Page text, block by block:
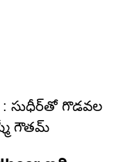
: సుధీర్‌తో గొడ‌వ‌ల
గౌత‌మ్